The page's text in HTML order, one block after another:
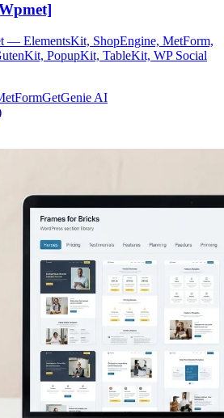
— ElementsKit, ShopEngine, MetForm,
PopupKit, TableKit, WP Social
GetGenie AI